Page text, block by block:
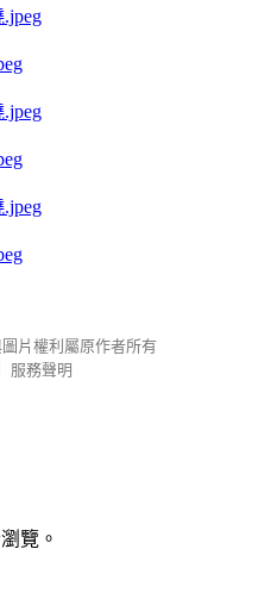
片權利屬原作者所有
服務聲明
覽。